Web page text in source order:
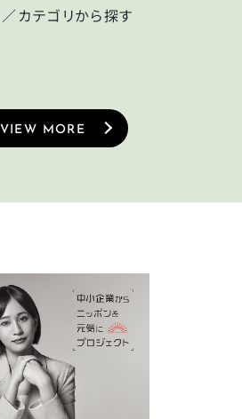
／カテゴリから探す
LIGHT
VIEW MORE